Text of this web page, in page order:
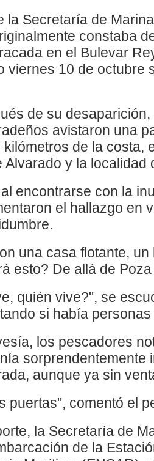
la Secretaría de
constaba
en el Bulevar
viernes 10 de octubre
de su
avistaron una
de la costa,
Alvarado y la localidad
encontrarse con la
el hallazgo en
una casa flotante,
esto? De allá de
quién vive?", se
si había
los pescadores
sorprendentemente
aunque ya sin
puertas", comentó el
la Secretaría de
de la